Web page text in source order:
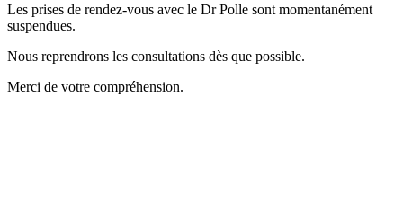
Les prises de rendez-vous avec le Dr Polle sont momentanément
suspendues.
Nous reprendrons les consultations dès que possible.
Merci de votre compréhension.